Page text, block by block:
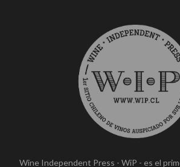
Wine Independent Press - WiP - es el